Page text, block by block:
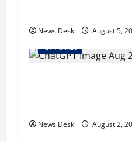
News Desk August 5,
राज्य समाचार
News Desk August 2,